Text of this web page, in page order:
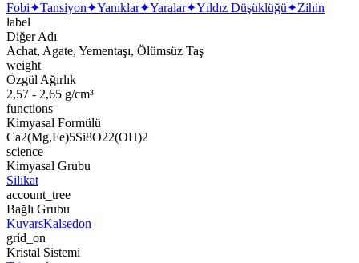
Fobi✦Tansiyon✦Yanıklar✦Yaralar✦Yıldız Düşüklüğü✦Zihin
label
Diğer Adı
Achat, Agate, Yementaşı, Ölümsüz Taş
weight
Özgül Ağırlık
2,57 - 2,65 g/cm³
functions
Kimyasal Formülü
Ca2(Mg,Fe)5Si8O22(OH)2
science
Kimyasal Grubu
Silikat
account_tree
Bağlı Grubu
KuvarsKalsedon
grid_on
Kristal Sistemi